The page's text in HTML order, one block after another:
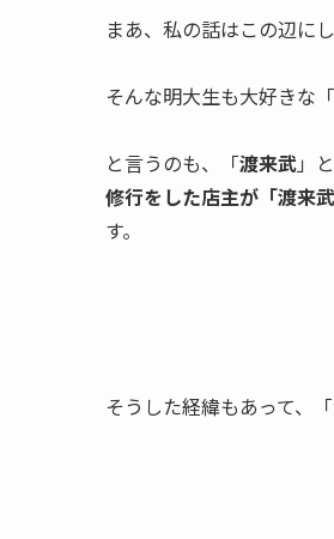
まあ、私の話はこの辺に
そんな明大生も大好きな
と言うのも、「渡来武」
修行をした店主が「渡来
す。
そうした経緯もあって、